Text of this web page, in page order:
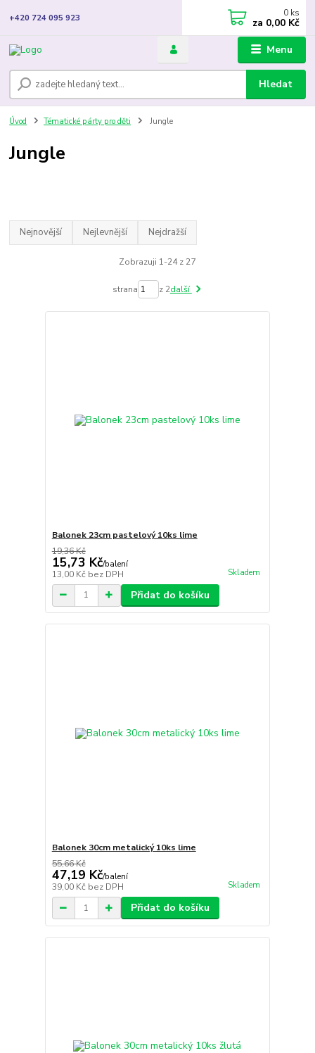
Menu
Hledat
+420 724 095 923 0 ks
za 0,00 Kč
Úvod Tématické párty pro děti Jungle
Jungle
Nejnovější Nejlevnější Nejdražší
Zobrazuji 1-24 z 27
strana z 2další
Balonek 23cm pastelový 10ks lime
19,36 Kč
15,73 Kč/balení
13,00 Kč bez DPH Skladem
Přidat do košíku
Balonek 30cm metalický 10ks lime
55,66 Kč
47,19 Kč/balení
39,00 Kč bez DPH Skladem
Přidat do košíku